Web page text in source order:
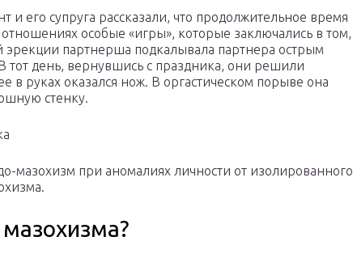
и его супруга рассказали, что продолжительное время
особые «игры», которые заключались в том,
эрекции партнерша подкалывала партнера острым
тот день, вернувшись с праздника, они решили
в руках оказался нож. В оргастическом порыве она
стенку.
мазохизм при аномалиях личности от изолированного